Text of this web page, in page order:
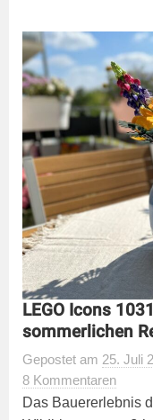
LEGO Icons
sommerlichen
Gepostet am 25. Juli
8 Kommentaren
Das Bauererlebnis